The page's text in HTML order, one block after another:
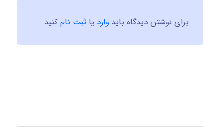
برای نوشتن دیدگاه باید وارد یا ثبت نامکنید.